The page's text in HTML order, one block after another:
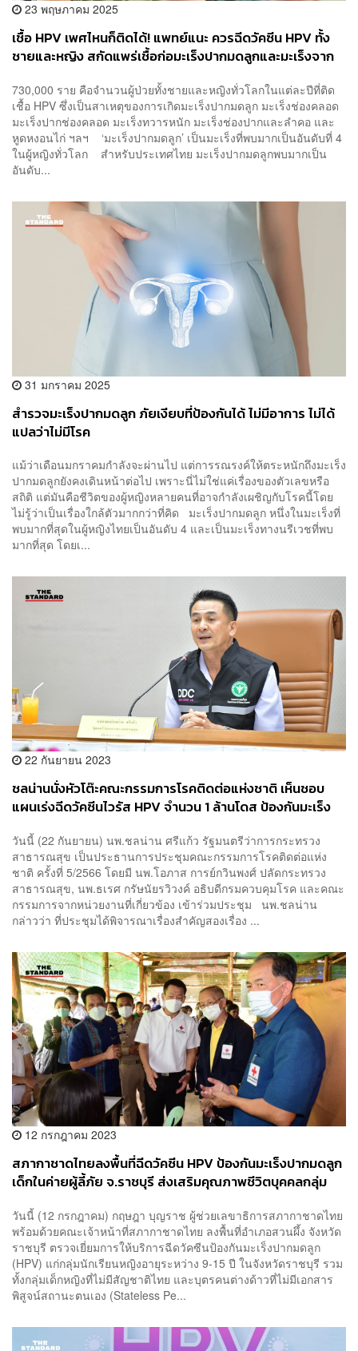
23 พฤษภาคม 2025
เชื้อ HPV เพศไหนก็ติดได้! แพทย์แนะ ควรฉีดวัคซีน HPV ทั้ง
ชายและหญิง สกัดแพร่เชื้อก่อมะเร็งปากมดลูกและมะเร็งจาก
730,000 ราย คือจำนวนผู้ป่วยทั้งชายและหญิงทั่วโลกในแต่ละปีที่ติด
เชื้อ HPV ซึ่งเป็นสาเหตุของการเกิดมะเร็งปากมดลูก มะเร็งช่องคลอด
มะเร็งปากช่องคลอด มะเร็งทวารหนัก มะเร็งช่องปากและลำคอ และ
หูดหงอนไก่ ฯลฯ ‘มะเร็งปากมดลูก’ เป็นมะเร็งที่พบมากเป็นอันดับที่ 4
ในผู้หญิงทั่วโลก สำหรับประเทศไทย มะเร็งปากมดลูกพบมากเป็น
อันดับ...
31 มกราคม 2025
สำรวจมะเร็งปากมดลูก ภัยเงียบที่ป้องกันได้ ไม่มีอาการ ไม่ได้
แปลว่าไม่มีโรค
แม้ว่าเดือนมกราคมกำลังจะผ่านไป แต่การรณรงค์ให้ตระหนักถึงมะเร็ง
ปากมดลูกยังคงเดินหน้าต่อไป เพราะนี่ไม่ใช่แค่เรื่องของตัวเลขหรือ
สถิติ แต่มันคือชีวิตของผู้หญิงหลายคนที่อาจกำลังเผชิญกับโรคนี้โดย
ไม่รู้ว่าเป็นเรื่องใกล้ตัวมากกว่าที่คิด มะเร็งปากมดลูก หนึ่งในมะเร็งที่
พบมากที่สุดในผู้หญิงไทยเป็นอันดับ 4 และเป็นมะเร็งทางนรีเวชที่พบ
มากที่สุด โดยเ...
22 กันยายน 2023
ชลน่านนั่งหัวโต๊ะคณะกรรมการโรคติดต่อแห่งชาติ เห็นชอบ
แผนเร่งฉีดวัคซีนไวรัส HPV จำนวน 1 ล้านโดส ป้องกันมะเร็ง
วันนี้ (22 กันยายน) นพ.ชลน่าน ศรีแก้ว รัฐมนตรีว่าการกระทรวง
สาธารณสุข เป็นประธานการประชุมคณะกรรมการโรคติดต่อแห่ง
ชาติ ครั้งที่ 5/2566 โดยมี นพ.โอภาส การย์กวินพงศ์ ปลัดกระทรวง
สาธารณสุข, นพ.ธเรศ กรัษนัยรวิวงค์ อธิบดีกรมควบคุมโรค และคณะ
กรรมการจากหน่วยงานที่เกี่ยวข้อง เข้าร่วมประชุม นพ.ชลน่าน
กล่าวว่า ที่ประชุมได้พิจารณาเรื่องสำคัญสองเรื่อง ...
12 กรกฎาคม 2023
สภากาชาดไทยลงพื้นที่ฉีดวัคซีน HPV ป้องกันมะเร็งปากมดลูก
เด็กในค่ายผู้ลี้ภัย จ.ราชบุรี ส่งเสริมคุณภาพชีวิตบุคคลกลุ่ม
วันนี้ (12 กรกฎาคม) กฤษฎา บุญราช ผู้ช่วยเลขาธิการสภากาชาดไทย
พร้อมด้วยคณะเจ้าหน้าที่สภากาชาดไทย ลงพื้นที่อำเภอสวนผึ้ง จังหวัด
ราชบุรี ตรวจเยี่ยมการให้บริการฉีดวัคซีนป้องกันมะเร็งปากมดลูก
(HPV) แก่กลุ่มนักเรียนหญิงอายุระหว่าง 9-15 ปี ในจังหวัดราชบุรี รวม
ทั้งกลุ่มเด็กหญิงที่ไม่มีสัญชาติไทย และบุตรคนต่างด้าวที่ไม่มีเอกสาร
พิสูจน์สถานะตนเอง (Stateless Pe...